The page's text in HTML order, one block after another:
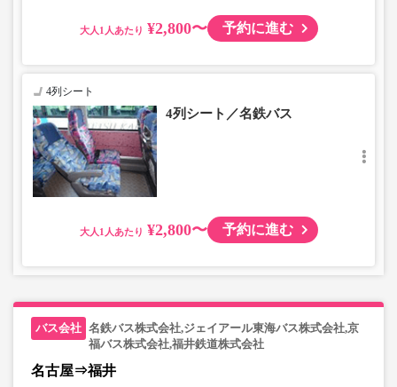
大人 ¥2,800〜 予約に進む
4列シート
4列シート／名鉄バス
大人 ¥2,800〜 予約に進む
名鉄バス株式会社,ジェイアール東海バス株式会社,京
福バス株式会社,福井鉄道株式会社
名古屋⇒福井